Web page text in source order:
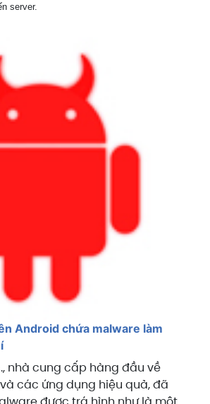
server.
Android chứa malware làm
nhà cung cấp hàng đầu về
các ứng dụng hiệu quả, đã